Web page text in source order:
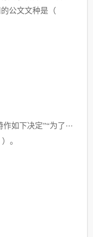
公文文种是（
作如下决定”“为了···
。